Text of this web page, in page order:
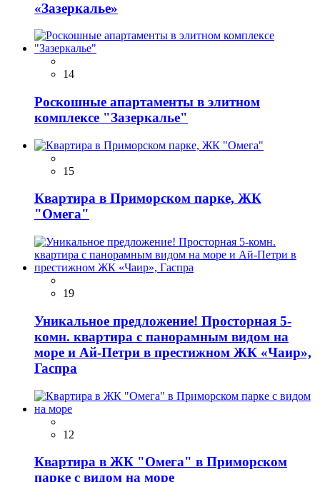
«Зазeркaлье»
14
Роскошные апартаменты в элитном
комплексе "Зазеркалье"
15
Квартира в Приморском парке, ЖК
"Омега"
19
Уникальное предложение! Просторная 5-
комн. квартира с панорамным видом на
море и Ай-Петри в престижном ЖК «Чаир»,
Гаспра
12
Квартира в ЖК "Омега" в Приморском
парке с видом на море